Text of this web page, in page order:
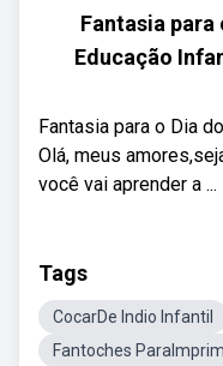
Fantasia para
Educação
Fantasia para o Dia
Olá, meus
você vai aprender a ...
Tags
CocarDe Indio Infantil
Fantoches